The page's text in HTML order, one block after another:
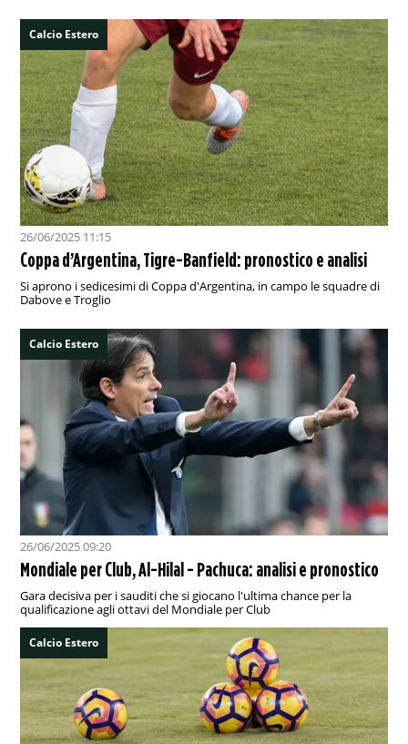
Calcio Estero
26/06/2025 11:15
Coppa d’Argentina, Tigre-Banfield: pronostico e analisi
Si aprono i sedicesimi di Coppa d'Argentina, in campo le squadre di
Dabove e Troglio
Calcio Estero
26/06/2025 09:20
Mondiale per Club, Al-Hilal - Pachuca: analisi e pronostico
Gara decisiva per i sauditi che si giocano l'ultima chance per la
qualificazione agli ottavi del Mondiale per Club
Calcio Estero